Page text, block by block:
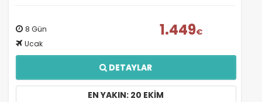
8 Gün
Ucak
1.449€
DETAYLAR
EN YAKIN: 20 EKIM